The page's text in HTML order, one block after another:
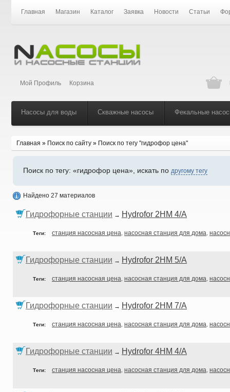
Главная Магазин Каталог Заявка Новости Статьи
Мой Профиль Корзина
Насосы для воды Скважные насосы Фекальные
Главная » Поиск по сайту » Поиск по тегу "гидрофор цена"
Поиск по тегу: «гидрофор цена», искать по другому тегу
Найдено 27 материалов
Гидрофорные станции → Hydrofor 2HM 4/A
Теги: станция насосная цена насосная станция для дома
Гидрофорные станции → Hydrofor 2HM 5/A
Теги: станция насосная цена насосная станция для дома
Гидрофорные станции → Hydrofor 2HM 7/A
Теги: станция насосная цена насосная станция для дома
Гидрофорные станции → Hydrofor 4HM 4/A
Теги: станция насосная цена насосная станция для дома